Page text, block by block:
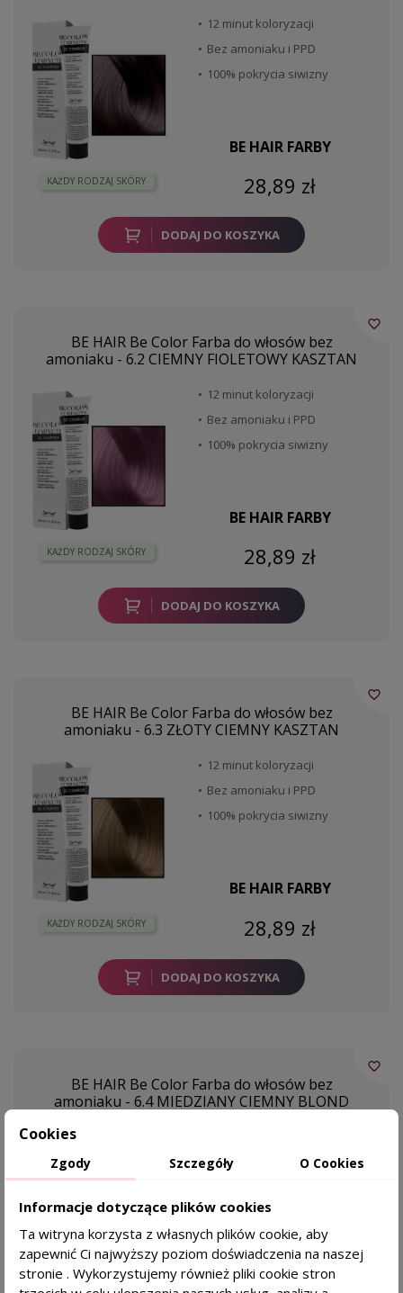
KAŻDY RODZAJ SKÓRY
12 minut koloryzacji
Bez amoniaku i PPD
100% pokrycia siwizny
BE HAIR FARBY
28,89 zł
DODAJ DO KOSZYKA
BE HAIR Be Color Farba do włosów bez
amoniaku - 6.2 CIEMNY FIOLETOWY KASZTAN
KAŻDY RODZAJ SKÓRY
12 minut koloryzacji
Bez amoniaku i PPD
100% pokrycia siwizny
BE HAIR FARBY
28,89 zł
DODAJ DO KOSZYKA
favorite_border
BE HAIR Be Color Farba do włosów bez
amoniaku - 6.3 ZŁOTY CIEMNY KASZTAN
KAŻDY RODZAJ SKÓRY
12 minut koloryzacji
Bez amoniaku i PPD
100% pokrycia siwizny
BE HAIR FARBY
28,89 zł
DODAJ DO KOSZYKA
favorite_border
BE HAIR Be Color Farba do włosów bez
amoniaku - 6.4 MIEDZIANY CIEMNY BLOND
Bez amoniaku i PPD
BE HAIR FARBY
favorite_border
Cookies
Zgody Szczegóły O Cookies
Informacje dotyczące plików cookies
Ta witryna korzysta z własnych plików cookie, aby
zapewnić Ci najwyższy poziom doświadczenia na naszej
stronie . Wykorzystujemy również pliki cookie stron